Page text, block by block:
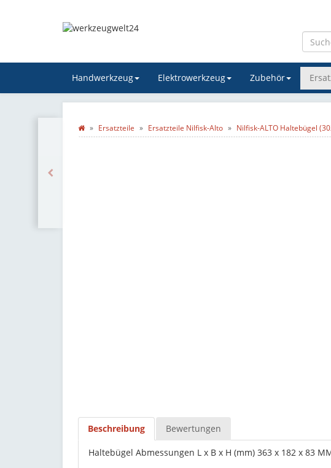
Handwerkzeug Elektrowerkzeug Zubehör
Ersatzteile Ersatzteile Nilfisk-Alto Nilfisk-ALTO Haltebügel
Beschreibung Bewertungen
Haltebügel Abmessungen L x B x H (mm) 363 x 182 x 83